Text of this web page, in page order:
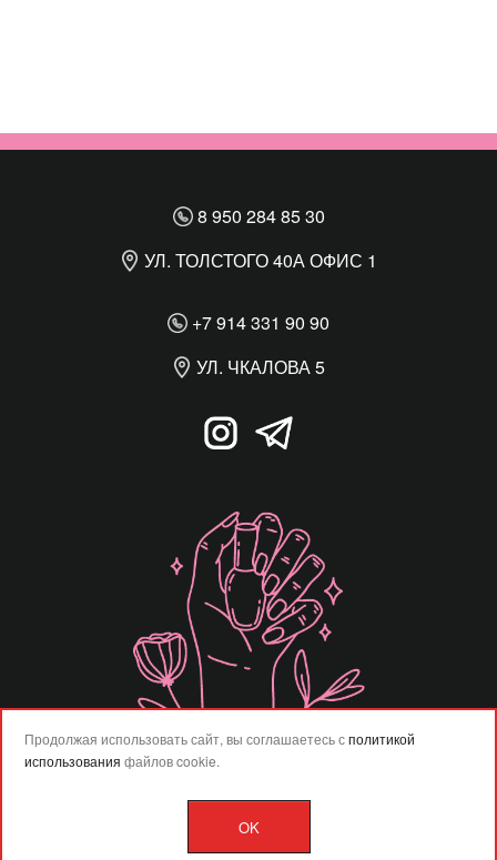
8 950 284 85 30
УЛ. ТОЛСТОГО 40А ОФИС 1
+7 914 331 90 90
УЛ. ЧКАЛОВА 5
Разработка сайта –
Продолжая использовать сайт, вы соглашаетесь сполитикой
использования файлов cookie.
OK